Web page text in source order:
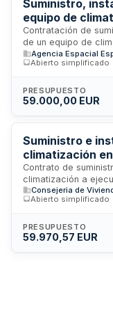
Suministro,
equipo de
auditorio de la
Contratación de
de un equipo de
auditorio de la
la entrega completa
Se ejecutará en las
las
Agencia Espacial
Abierto simplificado
PRESUPUESTO
59.000,00 EUR
Suministro e
climatización
General de la
Contrato de
climatización a
distritos marítimos y
Marina Mercante.
funcionamiento de
ejecución de un
Consejeria de
Abierto simplificado
PRESUPUESTO
59.970,57 EUR